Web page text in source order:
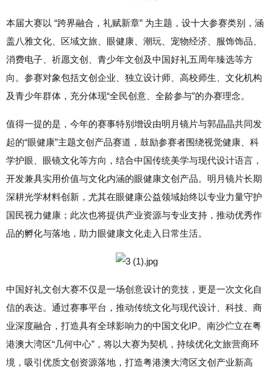
本届大赛以 “跨界融合，礼赋新章” 为主题，设十大参赛类别，涵
盖八雅文化、区域文旅、眼健康、潮玩、宠物经济、服饰饰品、
消费电子、祈愿文创、青少年文创及中国好礼五周年臻选等方
向。参赛对象包括文创企业、独立设计师、高校师生、文化机构
及青少年群体，充分体现“全民创意、全龄参与”的办赛理念。
值得一提的是，今年的赛事特别增设由明月镜片与郭晶晶共同发
起的“眼健康”主题文创产品赛道，鼓励参赛者围绕视觉健康、科
学护眼、眼镜文化等方向，结合中国传统美学与现代设计语言，
开发兼具实用价值与文化内涵的眼健康文创产品。明月镜片长期
深耕光学材料创新，尤其在眼健康公益领域始终以专业力量守护
国民视力健康；此次也将提供产业资源与专业支持，推动优秀作
品的孵化与落地，助力眼健康文化走入日常生活。
中国好礼文创大赛不仅是一场创意设计的竞技，更是一次文化自
信的表达。通过赛事平台，推动传统文化与现代设计、科技、商
业深度融合，打造具有全球影响力的中国文化IP。南沙伫立在粤
港澳大湾区“几何中心”，将以大赛为契机，持续优化文旅营商环
境，吸引优质文创资源落地，打造粤港澳大湾区文创产业新高